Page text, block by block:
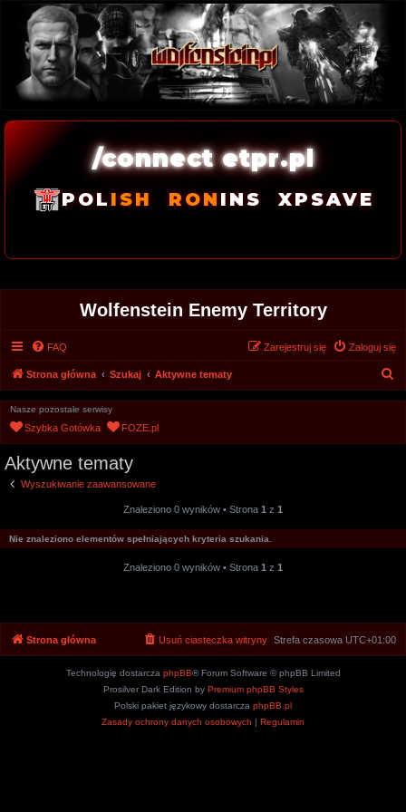
/connect etpr.pl
POL ISH RONINS XPSAVE
Wolfenstein Enemy Territory
FAQ Zaloguj się
Zarejestruj się
Strona główna Szukaj Aktywne tematy
Nasze pozostałe serwisy
Szybka Gotówka FOZE.pl
Aktywne tematy
Wyszukiwanie zaawansowane
Znaleziono 0 wyników • Strona 1 z 1
Nie znaleziono elementów spełniających kryteria szukania.
Znaleziono 0 wyników • Strona 1 z 1
Strona główna Strefa czasowa UTC+01:00
Usuń ciasteczka witryny
Technologię dostarcza phpBB® Forum Software © phpBB Limited
Prosilver Dark Edition by Premium phpBB Styles
Polski pakiet językowy dostarcza phpBB.pl
Zasady ochrony danych osobowych | Regulamin